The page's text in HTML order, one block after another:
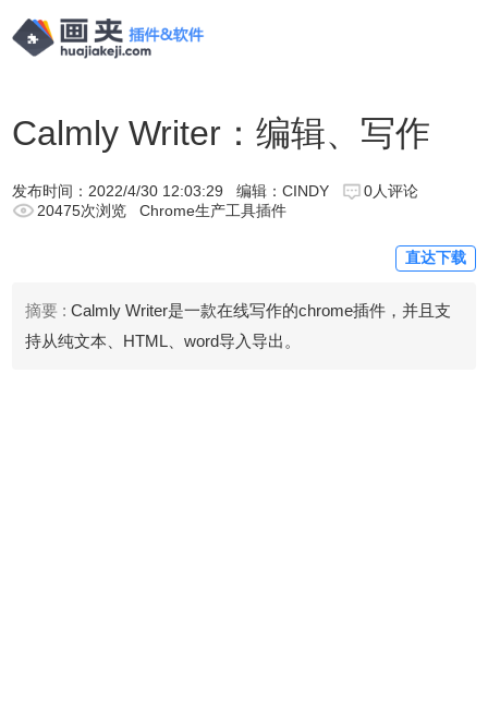
Calmly Writer：编辑、写作
发布时间： 2022/4/30 12:03:29 编辑：CINDY
0人评论
20475次浏览
Chrome生产工具插件
直达下载
摘要 : Calmly Writer是一款在线写作的chrome插件，并且支
持从纯文本、HTML、word导入导出。